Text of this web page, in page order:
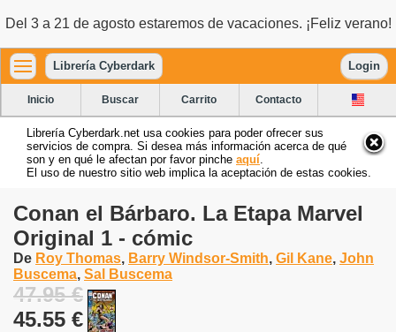
Del 3 a 21 de agosto estaremos de vacaciones. ¡Feliz verano!
Librería Cyberdark Login
Inicio Buscar Carrito Contacto
Librería Cyberdark.net usa cookies para poder ofrecer sus
servicios de compra. Si desea más información acerca de qué
son y en qué le afectan por favor pinche aquí
El uso de nuestro sitio web implica la aceptación de estas cookies.
Conan el Bárbaro. La Etapa Marvel
Original 1 - cómic
De Roy Thomas, Barry Windsor-Smith, Gil Kane, John
Buscema, Sal Buscema
47.95 €
45.55 €